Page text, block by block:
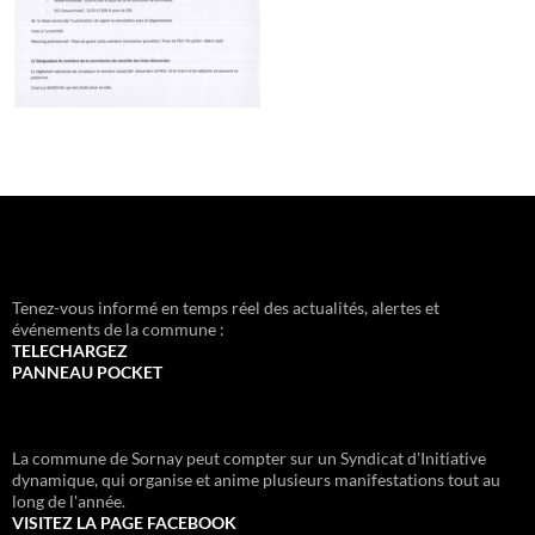
Tenez-vous informé en temps réel des actualités, alertes et
événements de la commune :
TELECHARGEZ
PANNEAU POCKET
La commune de Sornay peut compter sur un Syndicat d'Initiative
dynamique, qui organise et anime plusieurs manifestations tout au
long de l'année.
VISITEZ LA PAGE FACEBOOK